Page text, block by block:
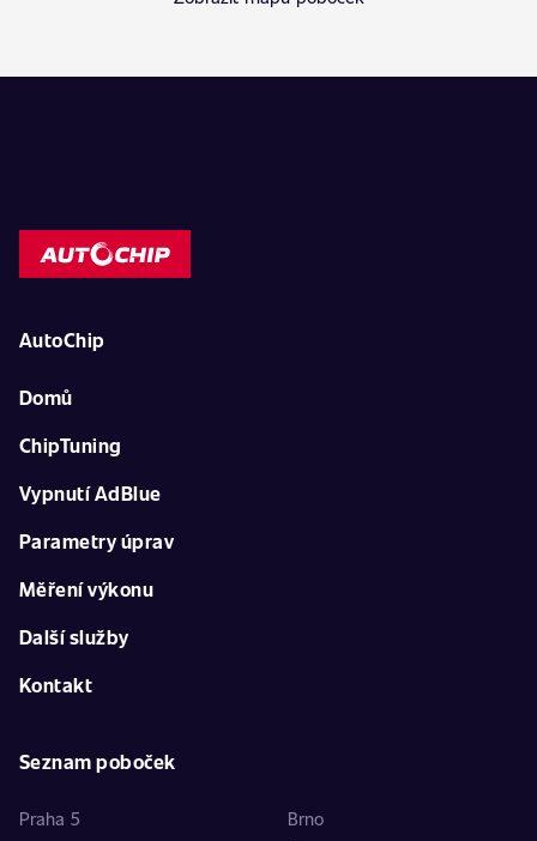
AutoChip
Domů
ChipTuning
Vypnutí AdBlue
Parametry úprav
Měření výkonu
Další služby
Kontakt
Seznam poboček
Praha 5
Brno